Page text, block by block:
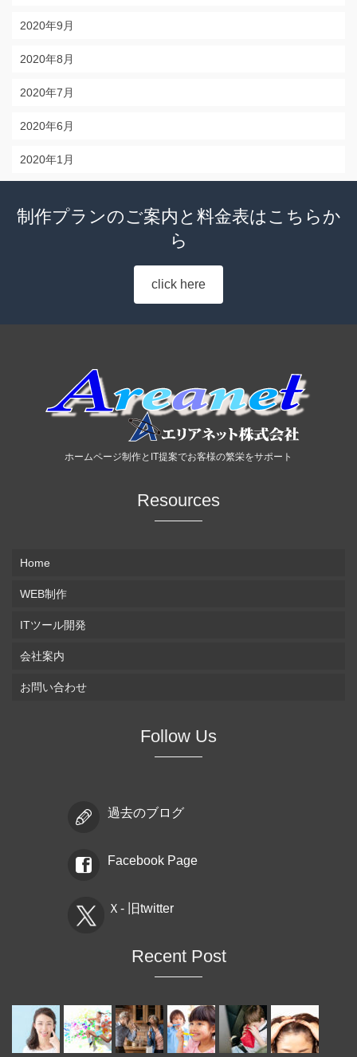
2020年9月
2020年8月
2020年7月
2020年6月
2020年1月
制作プランのご案内と料金表はこちらか
ら
click here
ホームページ制作とIT提案でお客様の繁栄をサポート
Resources
Home
WEB制作
ITツール開発
会社案内
お問い合わせ
Follow Us
過去のブログ
Facebook Page
Ｘ- 旧twitter
Recent Post